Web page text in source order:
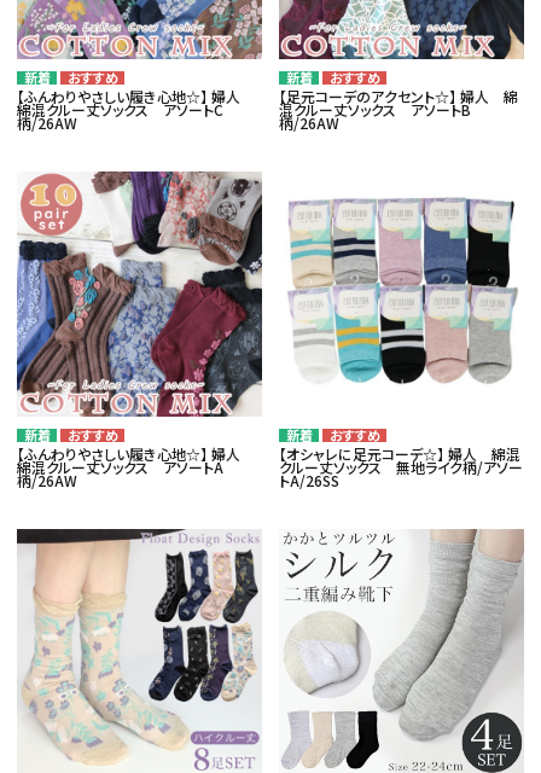
【ふんわりやさしい履き心地☆】 婦人
綿混クルー丈ソックス アソートC
柄/26AW
【足元コーデのアクセント☆】 婦人 綿
混クルー丈ソックス アソートB
柄/26AW
【ふんわりやさしい履き心地☆】 婦人
綿混クルー丈ソックス アソートA
柄/26AW
【オシャレに足元コーデ☆】 婦人 綿混
クルー丈ソックス 無地ライク柄/アソー
トA/26SS